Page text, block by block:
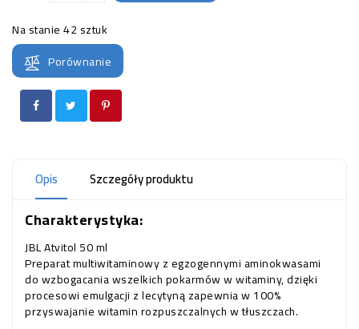
Na stanie42 sztuk
Porównanie
Opis Szczegóły produktu
Charakterystyka:
JBL Atvitol 50 ml
Preparat multiwitaminowy z egzogennymi aminokwasami
do wzbogacania wszelkich pokarmów w witaminy, dzięki
procesowi emulgacji z lecytyną zapewnia w 100%
przyswajanie witamin rozpuszczalnych w tłuszczach.